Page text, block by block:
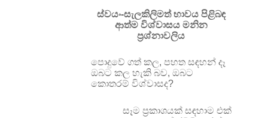
ස්වයං-සැලකිලිමත් භාවය පිළිබඳ
ආත්ම විශ්වාසය මනින
ප්‍රශ්නාවලිය
පොදුවේ ගත් කල, පහත සඳහන් දෑ
ඔබට කල හැකි බව, ඔබට
කොතරම් විශ්වාසද?
සෑම ප්‍රකාශයක් සඳහාම එක්